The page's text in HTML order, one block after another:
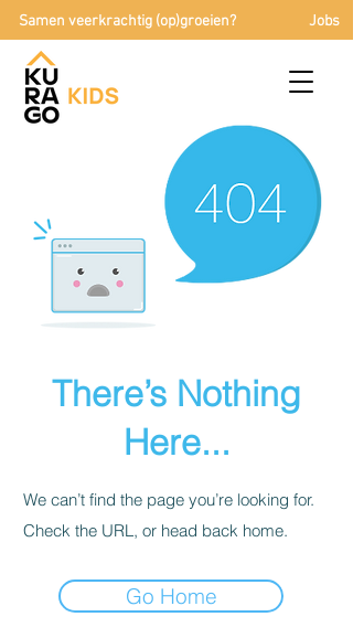
Samen veerkrachtig (op)groeien? Jobs
There’s Nothing
Here...
We can’t find the page you’re looking for.
Check the URL, or head back home.
Go Home